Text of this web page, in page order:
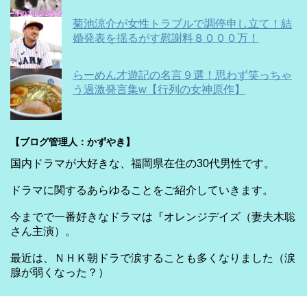
菊池涼介が女性トラブルで調停申し立て！結
婚発表を揺るがす慰謝料８０００万！
らーめん才遊記の名言９選！思わず笑っちゃ
う過激発言集w【行列の女神原作】
【ブログ管理人：かずやき】
国内ドラマが大好きな、福岡県在住の30代男性です。
ドラマに関するあらゆることをご紹介していきます。
今までで一番好きなドラマは『オレンジデイズ（妻夫木聡
さん主演）。
最近は、ＮＨＫ朝ドラで涙することも多くなりました（涙
腺が弱くなった？）